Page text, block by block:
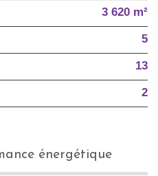
3 620 m²
5
13
2
énergétique